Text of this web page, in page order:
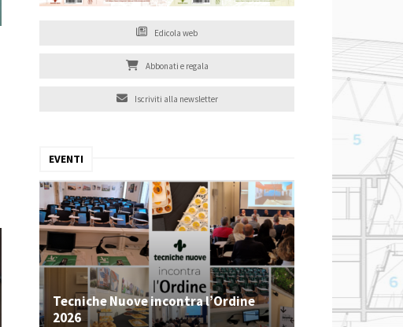
Edicola web
Abbonati e regala
Iscriviti alla newsletter
EVENTI
Tecniche Nuove incontra l’Ordine
2026